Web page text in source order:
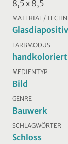
8,5 x 8,5
MATERIAL /
Glasdiapositiv
FARBMODUS
handkoloriert
MEDIENTYP
Bild
GENRE
Bauwerk
SCHLAGWÖRTER
Schloss